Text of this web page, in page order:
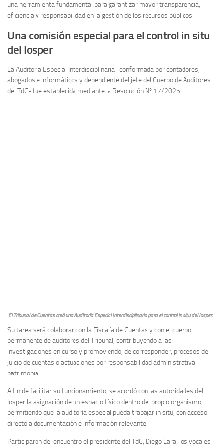
una herramienta fundamental para garantizar mayor transparencia,
eficiencia y responsabilidad en la gestión de los recursos públicos.
Una comisión especial para el control in situ
del Iosper
La Auditoría Especial Interdisciplinaria -conformada por contadores,
abogados e informáticos y dependiente del jefe del Cuerpo de Auditores
del TdC- fue establecida mediante la Resolución Nº 17/2025.
El Tribunal de Cuentas creó una Auditoría Especial Interdisciplinaria para el control in situ del Iosper.
Su tarea será colaborar con la Fiscalía de Cuentas y con el cuerpo
permanente de auditores del Tribunal, contribuyendo a las
investigaciones en curso y promoviendo, de corresponder, procesos de
juicio de cuentas o actuaciones por responsabilidad administrativa
patrimonial.
A fin de facilitar su funcionamiento, se acordó con las autoridades del
Iosper la asignación de un espacio físico dentro del propio organismo,
permitiendo que la auditoría especial pueda trabajar in situ, con acceso
directo a documentación e información relevante.
Participaron del encuentro el presidente del TdC, Diego Lara; los vocales